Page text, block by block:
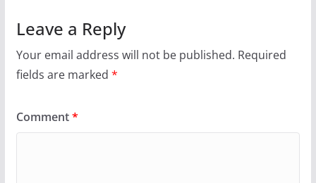
Leave a Reply
Your email address will not be published. Required
fields are marked *
Comment*